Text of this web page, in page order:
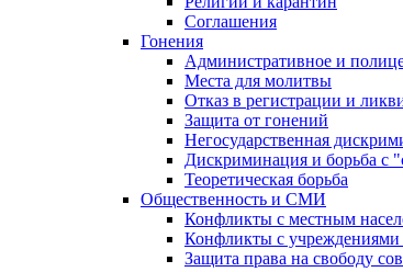
Соглашения
Гонения
Административное и
Места для молитвы
Отказ в регистрации и
Защита от гонений
Негосударственная
Дискриминация и борьба с
Теоретическая борьба
Общественность и СМИ
Конфликты с местным
Конфликты с учреждениями
Защита права на свободу